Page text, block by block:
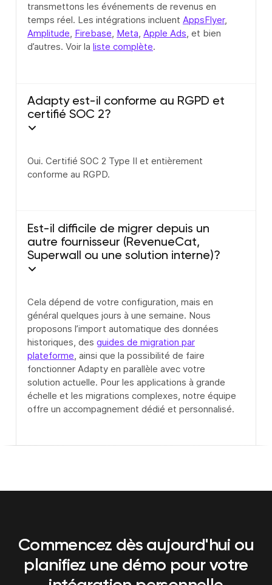
transmettons les événements de revenus en
temps réel. Les intégrations incluent AppsFlyer,
Amplitude, Firebase, Meta, Apple Ads, et bien
d’autres. Voir la liste complète.
Adapty est-il conforme au RGPD et
certifié SOC 2?
Oui. Certifié SOC 2 Type II et entièrement
conforme au RGPD.
Est-il difficile de migrer depuis un
autre fournisseur (RevenueCat,
Superwall ou une solution interne)?
Cela dépend de votre configuration, mais en
général quelques jours à une semaine. Nous
proposons l’import automatique des données
historiques, des guides de migration par
plateforme , ainsi que la possibilité de faire
fonctionner Adapty en parallèle avec votre
solution actuelle. Pour les applications à grande
échelle et les migrations complexes, notre équipe
offre un accompagnement dédié et personnalisé.
Commencez dès aujourd'hui ou
planifiez une démo pour votre